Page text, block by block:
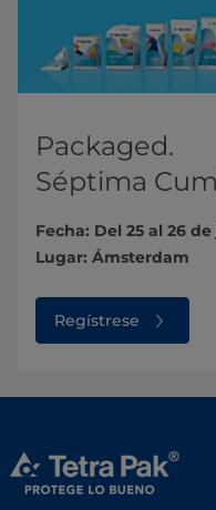
Packaged.
Séptima
Fecha: Del 25 al 26
Lugar: Ámsterdam
Regístrese